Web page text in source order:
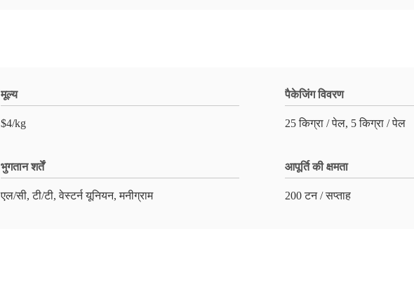
मूल्य
$4/kg
पैकेजिंग विवरण
25 किग्रा / पेल, 5 किग्रा / पेल
भुगतान शर्तें
एल/सी, टी/टी, वेस्टर्न यूनियन, मनीग्राम
आपूर्ति की क्षमता
200 टन / सप्ताह